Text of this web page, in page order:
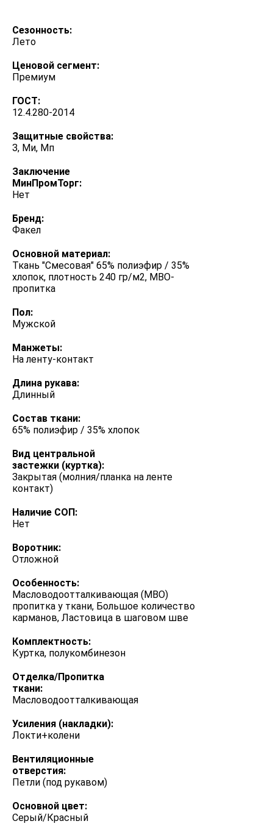
Сезонность:
Лето
Ценовой сегмент:
Премиум
ГОСТ:
12.4.280-2014
Защитные свойства:
З, Ми, Мп
Заключение
МинПромТорг:
Нет
Бренд:
Факел
Основной материал:
Ткань "Смесовая" 65% полиэфир / 35%
хлопок, плотность 240 гр/м2, МВО-
пропитка
Пол:
Мужской
Манжеты:
На ленту-контакт
Длина рукава:
Длинный
Состав ткани:
65% полиэфир / 35% хлопок
Вид центральной
застежки (куртка):
Закрытая (молния/планка на ленте
контакт)
Наличие СОП:
Нет
Воротник:
Отложной
Особенность:
Масловодоотталкивающая (МВО)
пропитка у ткани, Большое количество
карманов, Ластовица в шаговом шве
Комплектность:
Куртка, полукомбинезон
Отделка/Пропитка
ткани:
Масловодоотталкивающая
Усиления (накладки):
Локти+колени
Вентиляционные
отверстия:
Петли (под рукавом)
Основной цвет:
Серый/Красный